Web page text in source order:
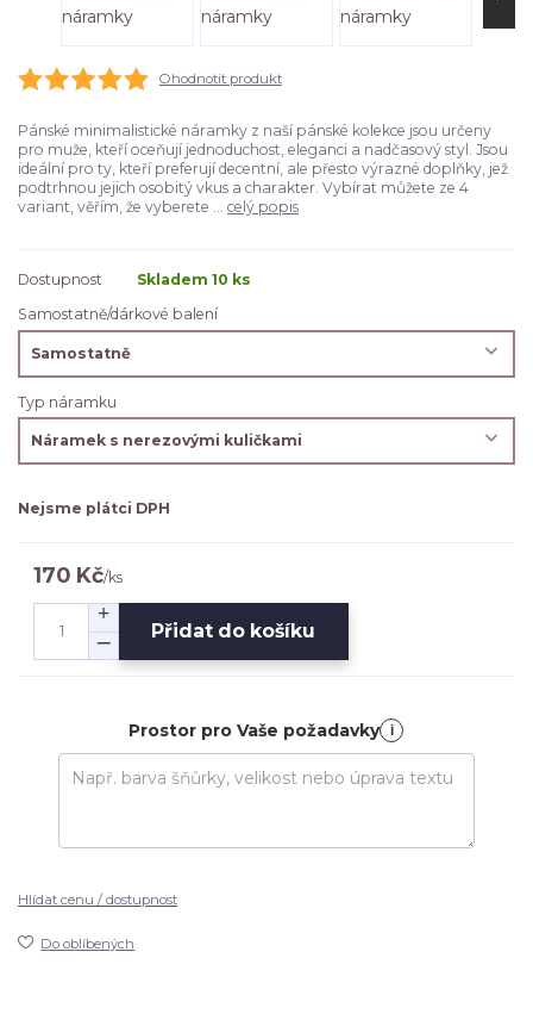
Ohodnotit produkt
Pánské minimalistické náramky z naší pánské kolekce jsou určeny
pro muže, kteří oceňují jednoduchost, eleganci a nadčasový styl. Jsou
ideální pro ty, kteří preferují decentní, ale přesto výrazné doplňky, jež
podtrhnou jejich osobitý vkus a charakter. Vybírat můžete ze 4
variant, věřím, že vyberete ... celý popis
Dostupnost
Skladem 10 ks
Samostatně/dárkové balení
Typ náramku
Nejsme plátci DPH
170 Kč/ks
Přidat do košíku
Prostor pro Vaše požadavky i
Hlídat cenu / dostupnost
Do oblíbených